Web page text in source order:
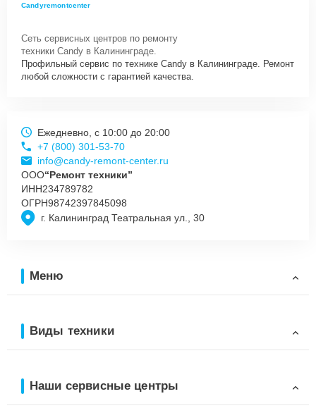
Candyremontcenter
Сеть сервисных центров по ремонту
техники Candy в Калининграде.
Профильный сервис по технике Candy в Калининграде. Ремонт
любой сложности с гарантией качества.
г. Калининград Театральная ул., 30
Ежедневно, с 10:00 до 20:00
+7 (800) 301-53-70
info@candy-remont-center.ru
ООО“Ремонт техники”
ИНН234789782
ОГРН98742397845098
Меню
Виды техники
Наши сервисные центры